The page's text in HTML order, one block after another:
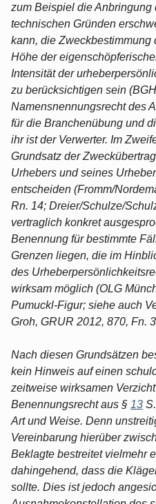
zum Beispiel die
technischen Gründen
kann, die Zweckbestimmung
Höhe der
Intensität der
zu berücksichtigen sein
Namensnennungsrecht des
für die Branchenübung und
ihr ist der Verwerter. Im
Grundsatz der
Urhebers und seines
entscheiden (Fromm/
Rn. 14; Dreier/Schulze/
vertraglich konkret
Benennung für bestimmte
Grenzen liegen, die im
des
wirksam möglich (OLG
Pumuckl-Figur; siehe auch
Groh, GRUR 2012, 870, Fn.
Nach diesen Grundsätzen
kein Hinweis auf einen
zeitweise wirksamen
Benennungsrecht aus § 13
Art und Weise. Denn
Vereinbarung hierüber
Beklagte bestreitet vielmehr
dahingehend, dass die
sollte. Dies ist jedoch